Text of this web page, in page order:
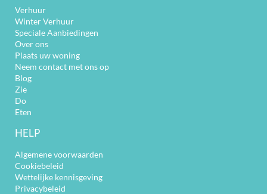
Verhuur
Winter Verhuur
Speciale Aanbiedingen
Over ons
Plaats uw woning
Neem contact met ons op
Blog
Zie
Do
Eten
HELP
Algemene voorwaarden
Cookiebeleid
Wettelijke kennisgeving
Privacybeleid